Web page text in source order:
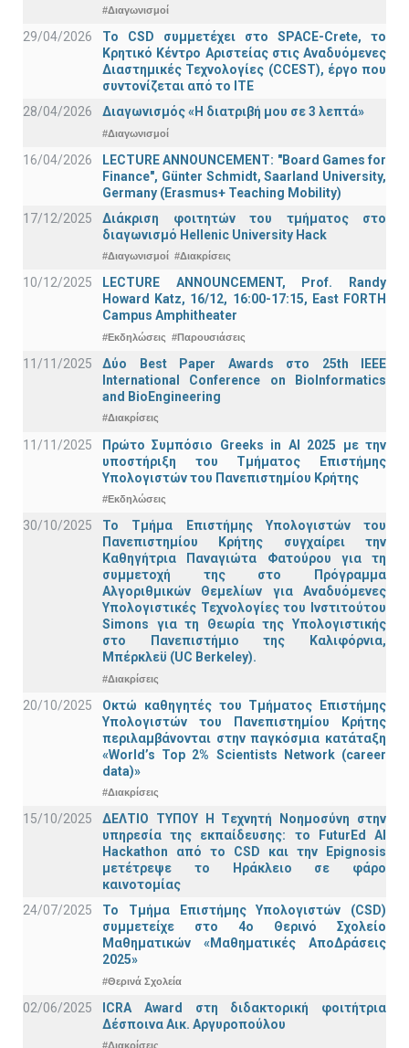
#Διαγωνισμοί
29/04/2026
Το CSD συμμετέχει στο SPACE-Crete, το
Κρητικό Κέντρο Αριστείας στις Αναδυόμενες
Διαστημικές Τεχνολογίες (CCEST), έργο που
συντονίζεται από το ΙΤΕ
28/04/2026
Διαγωνισμός «Η διατριβή μου σε 3 λεπτά»
#Διαγωνισμοί
16/04/2026
LECTURE ANNOUNCEMENT: "Board Games for
Finance", Günter Schmidt, Saarland University,
Germany (Erasmus+ Teaching Mobility)
17/12/2025
Διάκριση φοιτητών του τμήματος στο
διαγωνισμό Hellenic University Hack
#Διαγωνισμοί #Διακρίσεις
10/12/2025
LECTURE ANNOUNCEMENT, Prof. Randy
Howard Katz, 16/12, 16:00-17:15, East FORTH
Campus Amphitheater
#Εκδηλώσεις #Παρουσιάσεις
11/11/2025
Δύο Best Paper Awards στο 25th IEEE
International Conference on BioInformatics
and BioEngineering
#Διακρίσεις
11/11/2025
Πρώτο Συμπόσιο Greeks in AI 2025 με την
υποστήριξη του Τμήματος Επιστήμης
Υπολογιστών του Πανεπιστημίου Κρήτης
#Εκδηλώσεις
30/10/2025
Το Τμήμα Επιστήμης Υπολογιστών του
Πανεπιστημίου Κρήτης συγχαίρει την
Καθηγήτρια Παναγιώτα Φατούρου για τη
συμμετοχή της στο Πρόγραμμα
Αλγοριθμικών Θεμελίων για Αναδυόμενες
Υπολογιστικές Τεχνολογίες του Ινστιτούτου
Simons για τη Θεωρία της Υπολογιστικής
στο Πανεπιστήμιο της Καλιφόρνια,
Μπέρκλεϋ (UC Berkeley).
#Διακρίσεις
20/10/2025
Οκτώ καθηγητές του Τμήματος Επιστήμης
Υπολογιστών του Πανεπιστημίου Κρήτης
περιλαμβάνονται στην παγκόσμια κατάταξη
«World’s Top 2% Scientists Network (career
data)»
#Διακρίσεις
15/10/2025
ΔΕΛΤΙΟ ΤΥΠΟΥ H Tεχνητή Νοημοσύνη στην
υπηρεσία της εκπαίδευσης: το FuturEd AI
Hackathon από το CSD και την Epignosis
μετέτρεψε το Ηράκλειο σε φάρο
καινοτομίας
24/07/2025
Το Τμήμα Επιστήμης Υπολογιστών (CSD)
συμμετείχε στο 4ο Θερινό Σχολείο
Μαθηματικών «Μαθηματικές ΑποΔράσεις
2025»
#Θερινά Σχολεία
02/06/2025
ICRA Award στη διδακτορική φοιτήτρια
Δέσποινα Αικ. Αργυροπούλου
#Διακρίσεις